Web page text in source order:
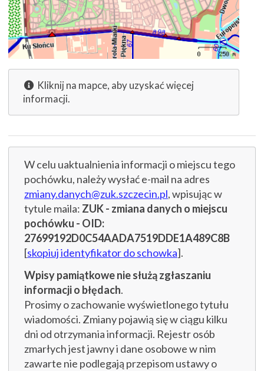
Kliknij na mapce, aby uzyskać więcej
informacji.
W celu uaktualnienia informacji o miejscu tego
pochówku, należy wysłać e-mail na adres
zmiany.danych@zuk.szczecin.pl, wpisując w
tytule maila: ZUK - zmiana danych o miejscu
pochówku - OID:
27699192D0C54AADA7519DDE1A489C8B
[skopiuj identyfikator do schowka].
Wpisy pamiątkowe nie służą zgłaszaniu
informacji o błędach.
Prosimy o zachowanie wyświetlonego tytułu
wiadomości. Zmiany pojawią się w ciągu kilku
dni od otrzymania informacji. Rejestr osób
zmarłych jest jawny i dane osobowe w nim
zawarte nie podlegają przepisom ustawy o